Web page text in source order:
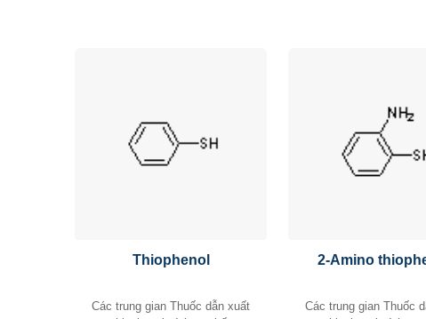
Thiophenol
Các trung gian Thuốc dẫn xuất
2-Amino
Các trung gian Thuốc dẫn xuất